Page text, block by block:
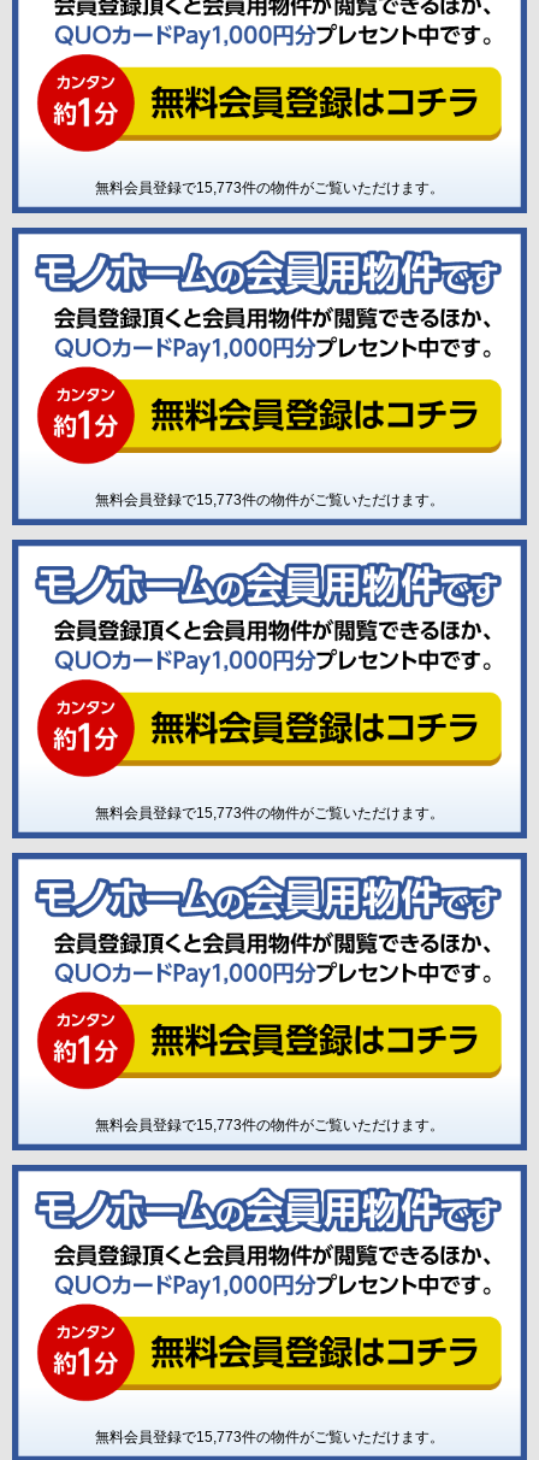
無料会員登録で15,773件の物件がご覧いただけます。
無料会員登録で15,773件の物件がご覧いただけます。
無料会員登録で15,773件の物件がご覧いただけます。
無料会員登録で15,773件の物件がご覧いただけます。
無料会員登録で15,773件の物件がご覧いただけます。